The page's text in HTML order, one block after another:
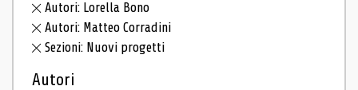
Autori: Lorella Bono
Autori: Matteo Corradini
Sezioni: Nuovi progetti
Autori